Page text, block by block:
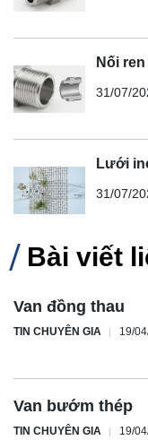
Nối
31/07/
Lưới
31/07/
Bài viết
Van đồng thau
TIN CHUYÊN GIA 19/
Van bướm thép
TIN CHUYÊN GIA 19/